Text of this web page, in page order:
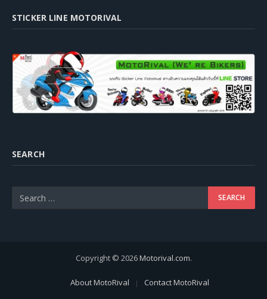
STICKER LINE MOTORIVAL
SEARCH
Copyright © 2026Motorival.com.
About MotoRival Contact MotoRival